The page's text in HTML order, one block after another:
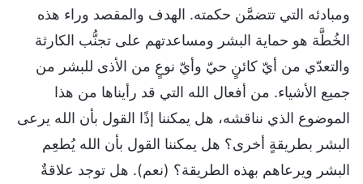
ومبادئه التي تتضمَّن حكمته. الهدف والمقصد وراء هذه
الخُطَّة هو حماية البشر ومساعدتهم على تجنُّب الكارثة
والتعدّي من أيّ كائنٍ حيّ وأيّ نوعٍ من الأذى للبشر من
جميع الأشياء. من أفعال الله التي قد رأيناها من هذا
الموضوع الذي نناقشه، هل يمكننا إذًا القول بأن الله يرعى
البشر بطريقةٍ أخرى؟ هل يمكننا القول بأن الله يُطعِم
البشر ويرعاهم بهذه الطريقة؟ (نعم). هل توجد علاقةٌ